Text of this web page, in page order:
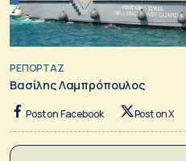
ΡΕΠΟΡΤΑΖ
Βασίλης Λαμπρόπουλος
Post on Facebook Post on X